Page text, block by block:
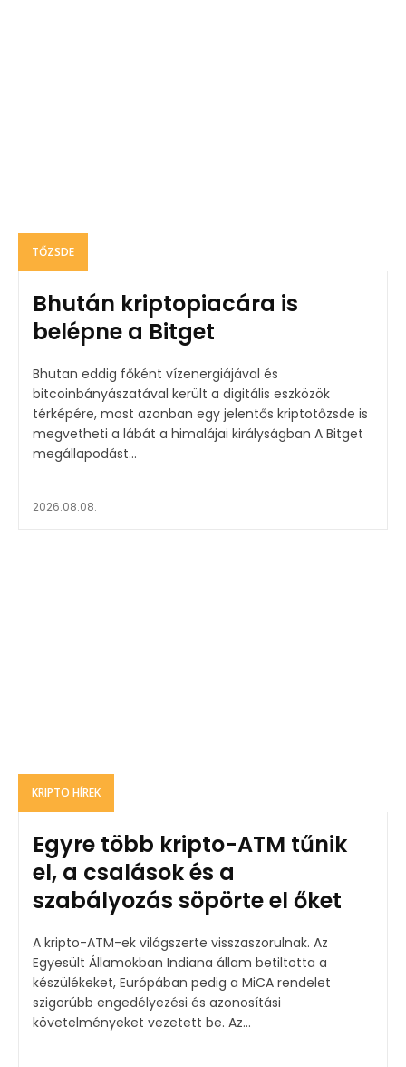
TŐZSDE
Bhután kriptopiacára is
belépne a Bitget
Bhutan eddig főként vízenergiájával és
bitcoinbányászatával került a digitális eszközök
térképére, most azonban egy jelentős kriptotőzsde is
megvetheti a lábát a himalájai királyságban A Bitget
megállapodást...
2026.08.08.
KRIPTO HÍREK
Egyre több kripto-ATM tűnik
el, a csalások és a
szabályozás söpörte el őket
A kripto-ATM-ek világszerte visszaszorulnak. Az
Egyesült Államokban Indiana állam betiltotta a
készülékeket, Európában pedig a MiCA rendelet
szigorúbb engedélyezési és azonosítási
követelményeket vezetett be. Az...